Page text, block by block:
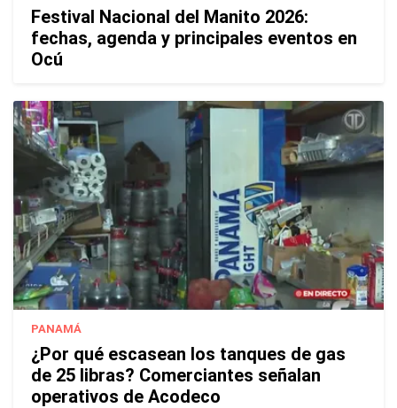
Festival Nacional del Manito 2026:
fechas, agenda y principales eventos en
Ocú
PANAMÁ
¿Por qué escasean los tanques de gas
de 25 libras? Comerciantes señalan
operativos de Acodeco